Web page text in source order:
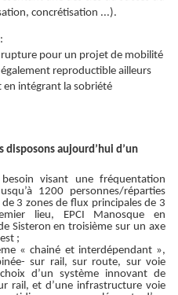
concrétisation ...).
rupture pour un projet de mobilité
reproductible ailleurs
en intégrant la sobriété
disposons aujourd’hui d’un
visant une fréquentation
1200 personnes/réparties
3 zones de flux principales de 3
lieu, EPCI Manosque en
Sisteron en troisième sur un axe
;
« chainé et interdépendant »,
sur rail, sur route, sur voie
d’un système innovant de
rail, et d’une infrastructure voie